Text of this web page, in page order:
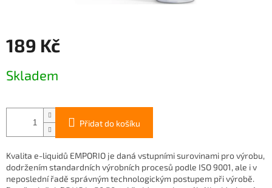
189 Kč
cena:
Skladem
Přidat do košíku
Kvalita e-liquidů EMPORIO je daná vstupními surovinami pro výrobu,
dodržením standardních výrobních procesů podle ISO 9001, ale i v
neposlední řadě správným technologickým postupem při výrobě.